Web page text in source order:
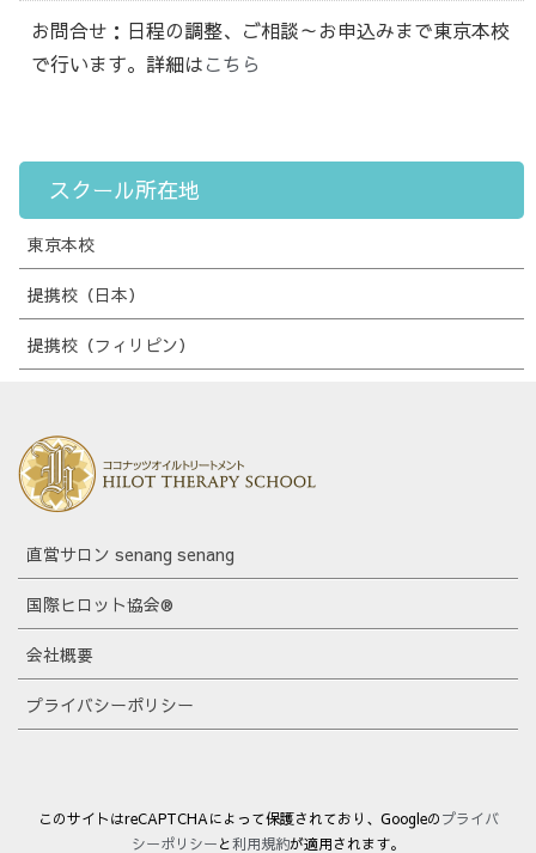
お問合せ：日程の調整、ご相談～お申込みまで東京本校
で行います。詳細はこちら
スクール所在地
東京本校
提携校（日本）
提携校（フィリピン）
直営サロン senang senang
国際ヒロット協会®
会社概要
プライバシーポリシー
このサイトはreCAPTCHAによって保護されており、Googleのプライバ
シーポリシーと利用規約が適用されます。